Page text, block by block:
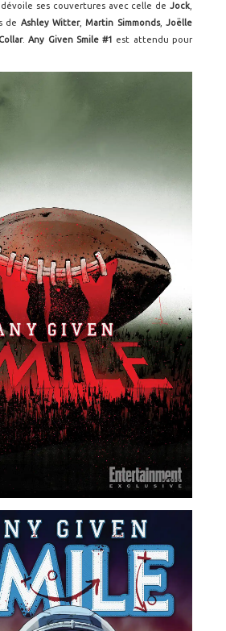
dévoile ses couvertures avec celle de Jock
de Ashley Witter,Martin Simmonds, Joëlle
.Any Given Smile #1 est attendu pour